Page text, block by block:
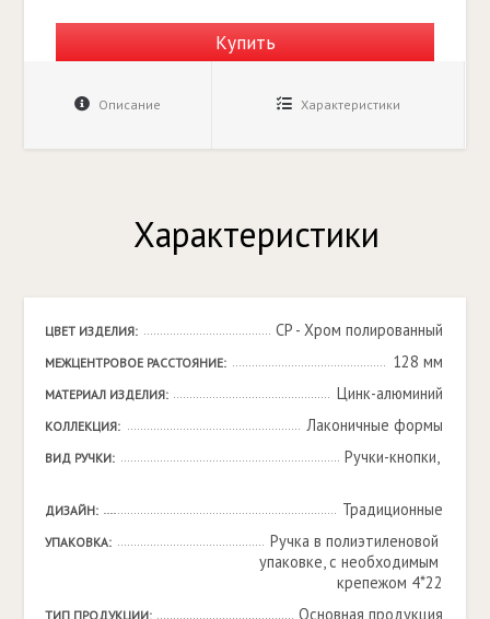
Купить
Описание Характеристики
Характеристики
ЦВЕТ ИЗДЕЛИЯ: CP - Хром полированный
МЕЖЦЕНТРОВОЕ РАССТОЯНИЕ: 128 мм
МАТЕРИАЛ ИЗДЕЛИЯ: Цинк-алюминий
КОЛЛЕКЦИЯ: Лаконичные формы
ВИД РУЧКИ: Ручки-кнопки,
ДИЗАЙН: Традиционные
УПАКОВКА:
Ручка в полиэтиленовой
упаковке, с необходимым
крепежом 4*22
ТИП ПРОДУКЦИИ: Основная продукция